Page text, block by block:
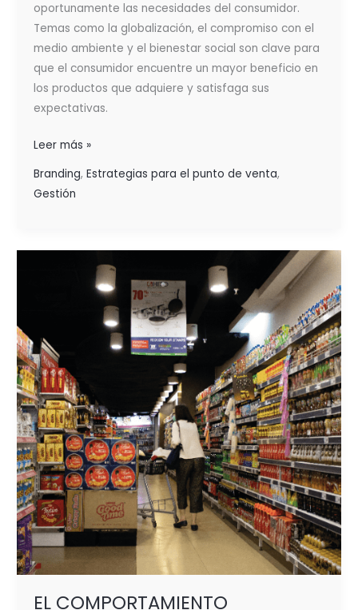
oportunamente las necesidades del consumidor.
Temas como la globalización, el compromiso con el
medio ambiente y el bienestar social son clave para
que el consumidor encuentre un mayor beneficio en
los productos que adquiere y satisfaga sus
expectativas.
Leer más »
Branding, Estrategias para el punto de venta,
Gestión
EL COMPORTAMIENTO
COMPORTAMIENTO
ECONÓMICO
CLIENTE:
CARACTERÍSTICAS
Y ESTRATEGIAS